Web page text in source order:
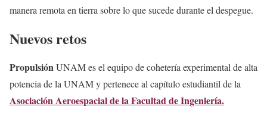
manera remota en tierra sobre lo que sucede durante el despegue.
Nuevos retos
Propulsión UNAM es el equipo de cohetería experimental de alta
potencia de la UNAM y pertenece al capítulo estudiantil de la
Asociación Aeroespacial de la Facultad de Ingeniería.